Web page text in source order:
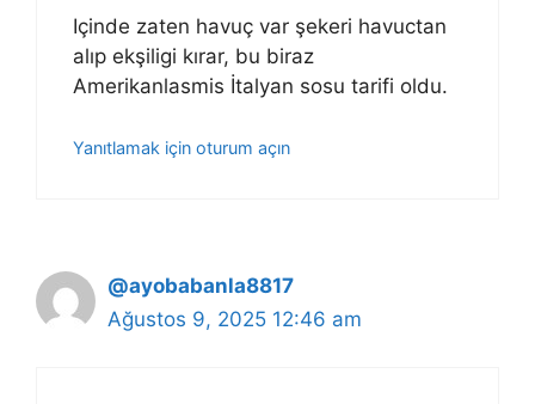
Içinde zaten havuç var şekeri havuctan
alıp ekşiligi kırar, bu biraz
Amerikanlasmis İtalyan sosu tarifi oldu.
Yanıtlamak için oturum açın
@ayobabanla8817
Ağustos 9, 2025 12:46 am